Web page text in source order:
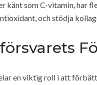
känt som C-vitamin, har
och stödja
en viktig roll i att